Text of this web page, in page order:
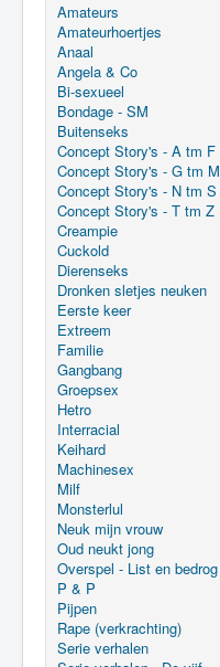
Amateurs
Amateurhoertjes
Anaal
Angela & Co
Bi-sexueel
Bondage - SM
Buitenseks
Concept Story's - A tm F
Concept Story's - G tm M
Concept Story's - N tm S
Concept Story's - T tm Z
Creampie
Cuckold
Dierenseks
Dronken sletjes neuken
Eerste keer
Extreem
Familie
Gangbang
Groepsex
Hetro
Interracial
Keihard
Machinesex
Milf
Monsterlul
Neuk mijn vrouw
Oud neukt jong
Overspel - List en bedrog
P & P
Pijpen
Rape (verkrachting)
Serie verhalen